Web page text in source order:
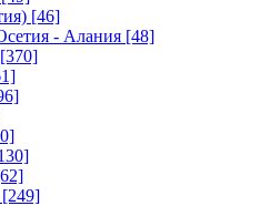
[46]
- Алания [48]
[249]